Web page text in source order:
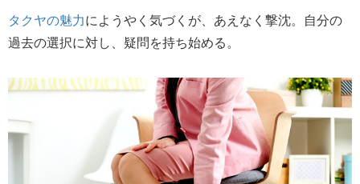
タクヤの魅力にようやく気づくが、あえなく撃沈。自分の
過去の選択に対し、疑問を持ち始める。